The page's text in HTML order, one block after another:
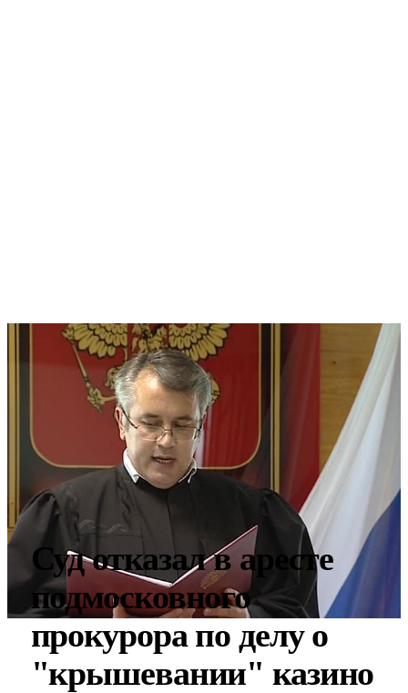
Суд отказал в аресте
подмосковного
прокурора по делу о
"крышевании" казино